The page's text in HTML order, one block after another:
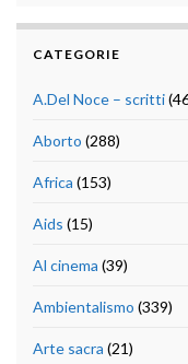
CATEGORIE
A.Del Noce – scritti
Aborto (288)
Africa (153)
Aids (15)
Al cinema (39)
Ambientalismo (339)
Arte sacra (21)